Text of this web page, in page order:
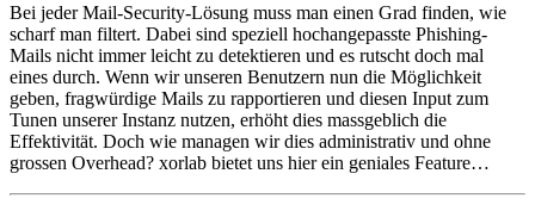
Bei jeder Mail-Security-Lösung muss man einen Grad finden, wie
scharf man filtert. Dabei sind speziell hochangepasste Phishing-
Mails nicht immer leicht zu detektieren und es rutscht doch mal
eines durch. Wenn wir unseren Benutzern nun die Möglichkeit
geben, fragwürdige Mails zu rapportieren und diesen Input zum
Tunen unserer Instanz nutzen, erhöht dies massgeblich die
Effektivität. Doch wie managen wir dies administrativ und ohne
grossen Overhead? xorlab bietet uns hier ein geniales Feature…